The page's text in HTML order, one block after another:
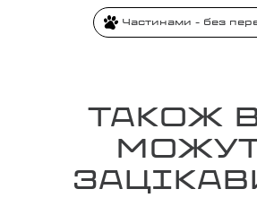
Частинами - без
ТАКОЖ